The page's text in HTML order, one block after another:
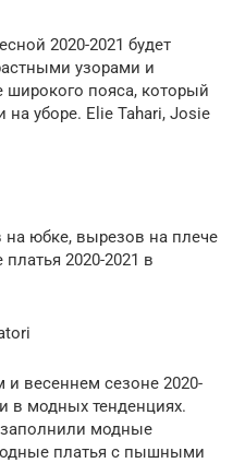
2020-2021 будет
узорами и
пояса, который
на уборе. Elie Tahari, Josie
юбке, вырезов на плече
2020-2021 в
и весеннем сезоне 2020-
в модных тенденциях.
заполнили модные
платья c пышными